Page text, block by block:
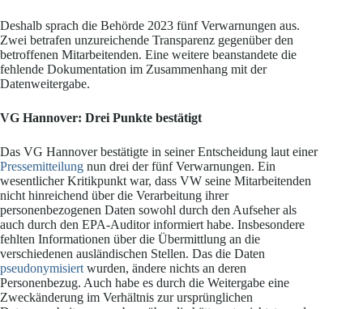
Deshalb sprach die Behörde 2023 fünf Verwarnungen aus.
Zwei betrafen unzureichende Transparenz gegenüber den
betroffenen Mitarbeitenden. Eine weitere beanstandete die
fehlende Dokumentation im Zusammenhang mit der
Datenweitergabe.
VG Hannover: Drei Punkte bestätigt
Das VG Hannover bestätigte in seiner Entscheidung laut einer
Pressemitteilung nun drei der fünf Verwarnungen. Ein
wesentlicher Kritikpunkt war, dass VW seine Mitarbeitenden
nicht hinreichend über die Verarbeitung ihrer
personenbezogenen Daten sowohl durch den Aufseher als
auch durch den EPA-Auditor informiert habe. Insbesondere
fehlten Informationen über die Übermittlung an die
verschiedenen ausländischen Stellen. Das die Daten
pseudonymisiert wurden, ändere nichts an deren
Personenbezug. Auch habe es durch die Weitergabe eine
Zweckänderung im Verhältnis zur ursprünglichen